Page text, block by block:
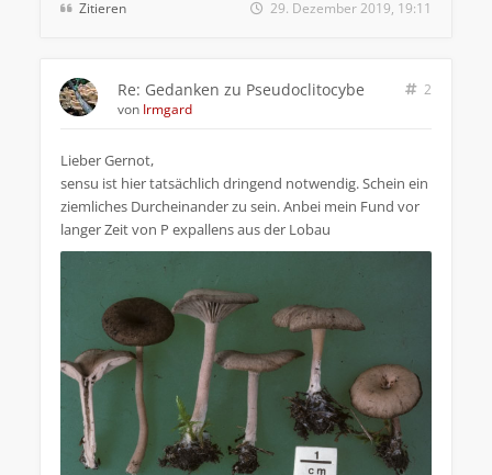
Zitieren 29. Dezember 2019, 19:11
Re: Gedanken zu Pseudoclitocybe
2
von Irmgard
Lieber Gernot,
sensu ist hier tatsächlich dringend notwendig. Schein ein
ziemliches Durcheinander zu sein. Anbei mein Fund vor
langer Zeit von P expallens aus der Lobau